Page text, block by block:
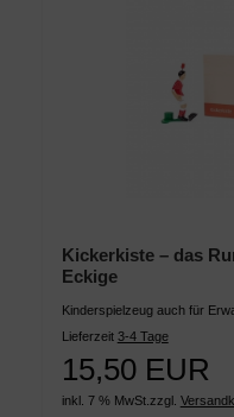
Kickerkiste – das
Eckige
Kinderspielzeug auch für
Lieferzeit 3-4 Tage
15,50 EUR
inkl. 7 % MwSt. zzgl.